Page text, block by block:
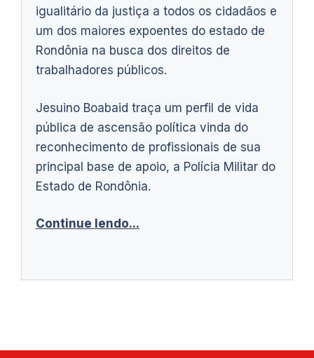
igualitário da justiça a todos os cidadãos e
um dos maiores expoentes do estado de
Rondônia na busca dos direitos de
trabalhadores públicos.
Jesuino Boabaid traça um perfil de vida
pública de ascensão política vinda do
reconhecimento de profissionais de sua
principal base de apoio, a Polícia Militar do
Estado de Rondônia.
Continue lendo...